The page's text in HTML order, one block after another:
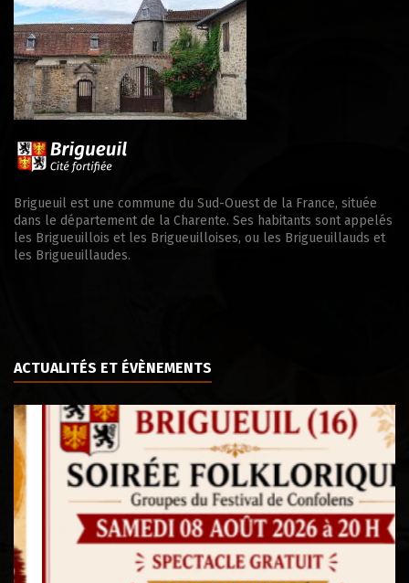
Brigueuil est une commune du Sud-Ouest de la France, située
dans le département de la Charente. Ses habitants sont appelés
les Brigueuillois et les Brigueuilloises, ou les Brigueuillauds et
les Brigueuillaudes.
ACTUALITÉS ET ÉVÈNEMENTS